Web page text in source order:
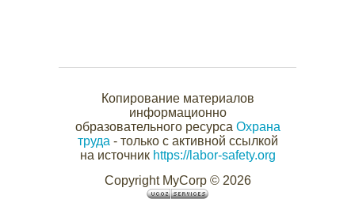
Копирование материалов
информационно
образовательного ресурса Охрана
труда - только с активной ссылкой
на источник https://labor-safety.org
Copyright MyCorp © 2026